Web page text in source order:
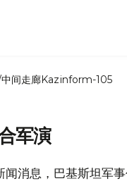
间走廊Kazinform-105
军演
消息，巴基斯坦军